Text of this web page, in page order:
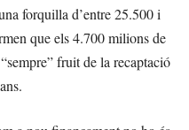
forquilla d’entre 25.500 i
que els 4.700 milions de
fruit de la recaptació